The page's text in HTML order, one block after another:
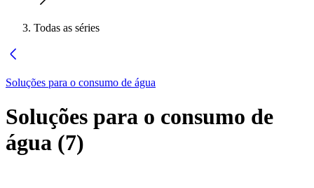
Todas as séries
Soluções para o consumo de água
Soluções para o consumo de
água (7)